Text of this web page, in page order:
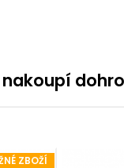
nakoupí
ZBOŽÍ